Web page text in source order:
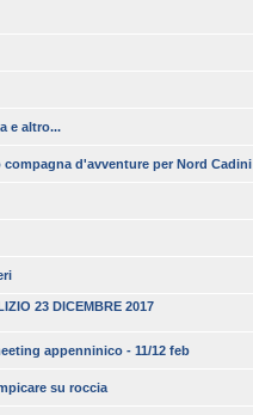
e altro...
compagna d'avventure per Nord Cadini
23 DICEMBRE 2017
appenninico - 11/12 feb
su roccia